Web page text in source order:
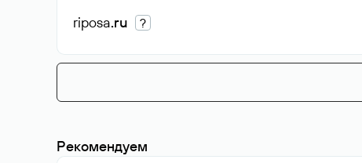
riposa.ru ?
Рекомендуем